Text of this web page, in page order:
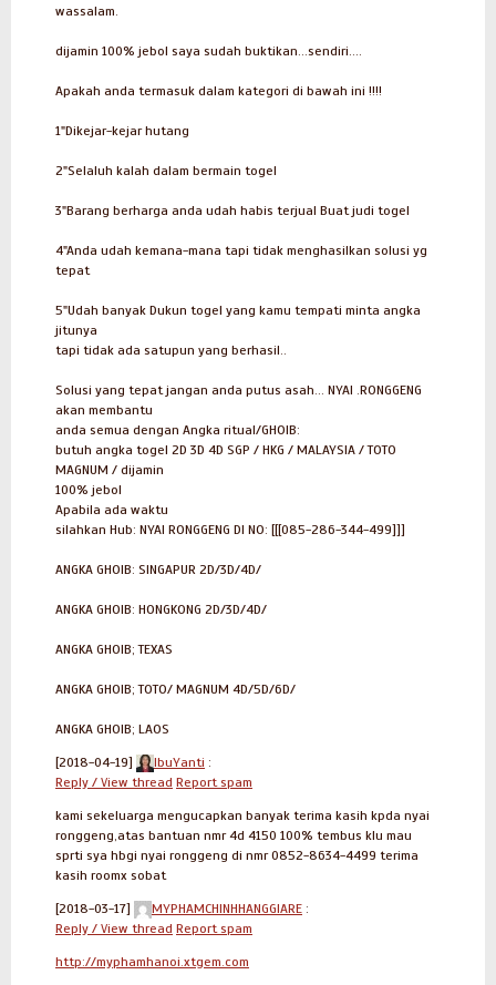
wassalam.
dijamin 100% jebol saya sudah buktikan...sendiri....
Apakah anda termasuk dalam kategori di bawah ini !!!!
1"Dikejar-kejar hutang
2"Selaluh kalah dalam bermain togel
3"Barang berharga anda udah habis terjual Buat judi togel
4"Anda udah kemana-mana tapi tidak menghasilkan solusi yg
tepat
5"Udah banyak Dukun togel yang kamu tempati minta angka
jitunya
tapi tidak ada satupun yang berhasil..
Solusi yang tepat jangan anda putus asah... NYAI .RONGGENG
akan membantu
anda semua dengan Angka ritual/GHOIB:
butuh angka togel 2D 3D 4D SGP / HKG / MALAYSIA / TOTO
MAGNUM / dijamin
100% jebol
Apabila ada waktu
silahkan Hub: NYAI RONGGENG DI NO: [[[085-286-344-499]]]
ANGKA GHOIB: SINGAPUR 2D/3D/4D/
ANGKA GHOIB: HONGKONG 2D/3D/4D/
ANGKA GHOIB; TEXAS
ANGKA GHOIB; TOTO/ MAGNUM 4D/5D/6D/
ANGKA GHOIB; LAOS
[2018-04-19] IbuYanti :
Reply / View thread Report spam
kami sekeluarga mengucapkan banyak terima kasih kpda nyai
ronggeng,atas bantuan nmr 4d 4150 100% tembus klu mau
sprti sya hbgi nyai ronggeng di nmr 0852-8634-4499 terima
kasih roomx sobat
[2018-03-17] MYPHAMCHINHHANGGIARE :
Reply / View thread Report spam
http://myphamhanoi.xtgem.com